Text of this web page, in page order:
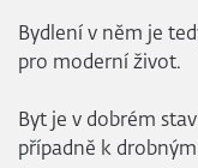
Bydlení v něm je
pro moderní život.
Byt je v dobrém
případně k